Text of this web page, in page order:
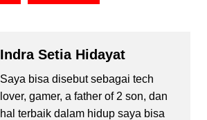
Indra Setia Hidayat
Saya bisa disebut sebagai tech
lover, gamer, a father of 2 son, dan
hal terbaik dalam hidup saya bisa